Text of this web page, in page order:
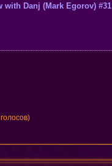
Danj (Mark Egorov) #31
голосов)